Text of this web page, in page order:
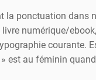
la ponctuation dans
livre numérique/
courante.
est au féminin